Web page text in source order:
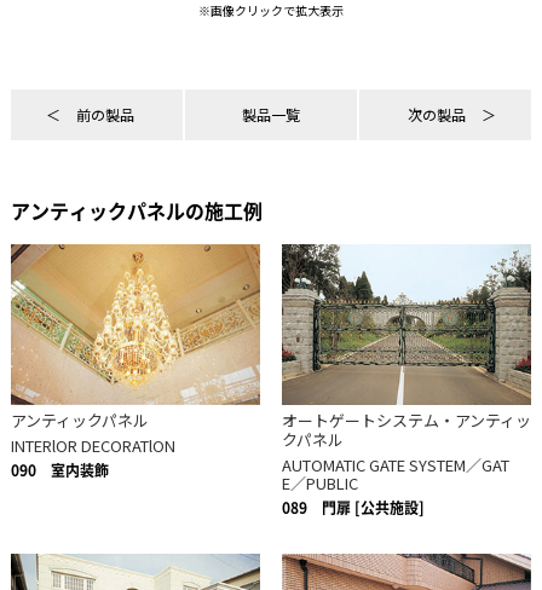
前の製品 製品一覧 次の製品
アンティックパネルの施工例
アンティックパネル
INTERlOR DECORATlON
090 室内装飾
オートゲートシステム・アンティッ
クパネル
AUTOMATIC GATE SYSTEM／GAT
E／PUBLIC
089 門扉 [公共施設]